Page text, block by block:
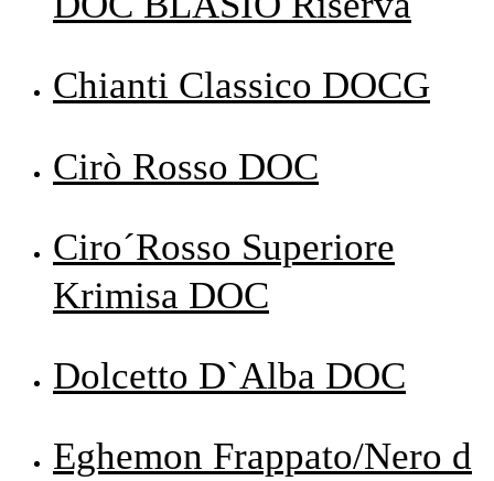
Chianti Classico DOCG
Cirò Rosso DOC
Ciro´Rosso Superiore
Krimisa DOC
Dolcetto D`Alba DOC
Eghemon Frappato/Nero d